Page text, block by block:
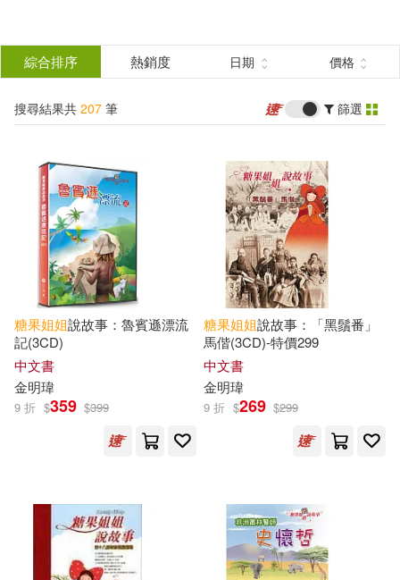
結
分類 (單選)
所有商品(207) 圖書(19)
有聲書(188)
作者 (可複選)
糖果姐姐(188) 金明瑋(8)
伍美珍(2) 伍美珍（主編）(2)
《意林》編輯部 編(1)
兩色風景(1) 本書編輯部編(1)
綜合排序 熱銷度 日期 價格
搜尋結果共 207 筆 篩選
糖果姐姐說故事：魯賓遜漂流
記(3CD)
中文書
金明瑋
9 折 $359 $399
糖果姐姐說故事：「黑鬚番」
馬偕(3CD)-特價299
中文書
金明瑋
9 折 $269 $299